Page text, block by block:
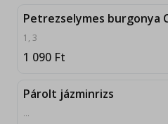
1, 3
1 090 Ft
Párolt jázminrizs
...